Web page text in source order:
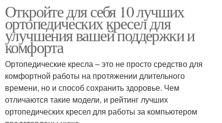
Откройте для себя 10 лучших
ортопедических кресел для
улучшения вашей поддержки и
комфорта
Ортопедические кресла – это не просто средство для
комфортной работы на протяжении длительного
времени, но и способ сохранить здоровье. Чем
отличаются такие модели, и рейтинг лучших
ортопедических кресел для работы за компьютером